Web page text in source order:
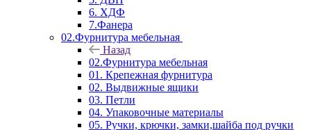
6. ХДФ
7.Фанера
02.Фурнитура мебельная
Назад
02.Фурнитура мебельная
01. Крепежная фурнитура
02. Выдвижные ящики
03. Петли
04. Упаковочные материалы
05. Ручки, крючки, замки,шайба под ручки